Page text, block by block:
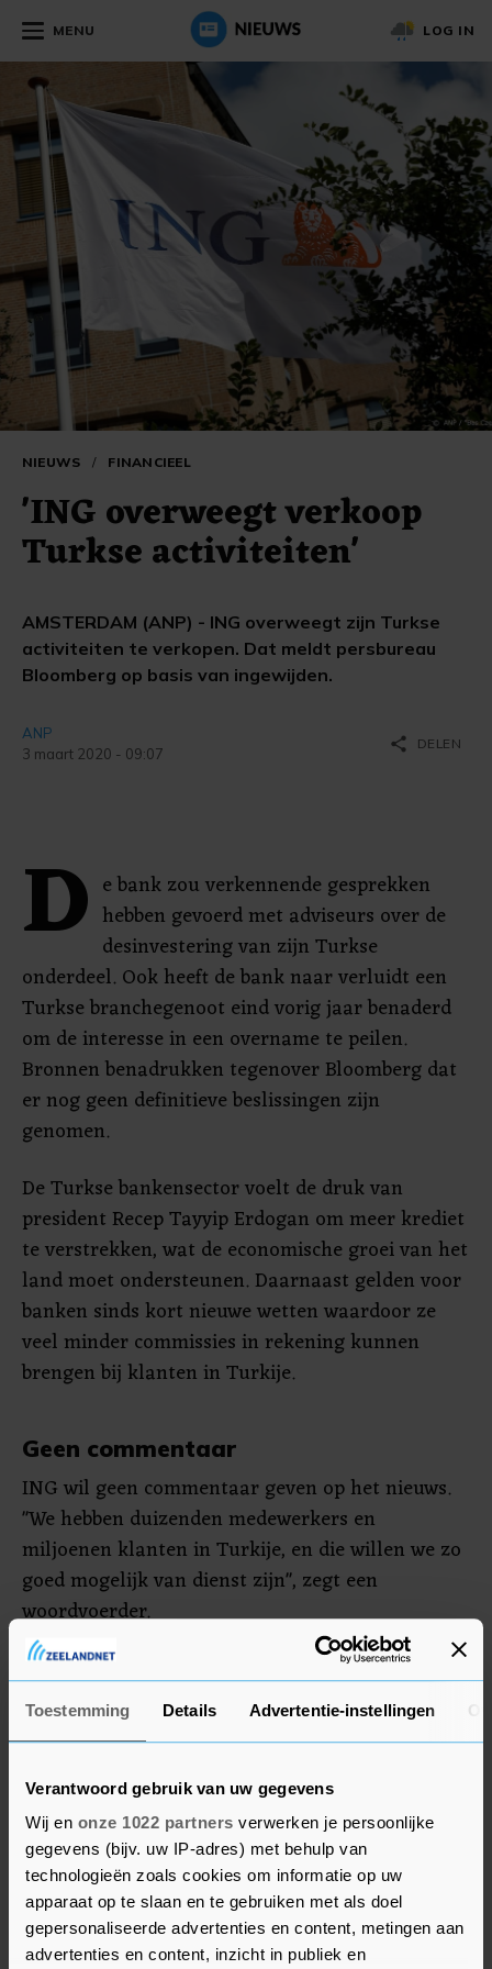
Toestemming Details Advertentie-instellingen
Verantwoord gebruik van uw gegevens
Wij en onze 1022 partners verwerken je persoonlijke
gegevens (bijv. uw IP-adres) met behulp van
technologieën zoals cookies om informatie op uw
apparaat op te slaan en te gebruiken met als doel
gepersonaliseerde advertenties en content, metingen aan
advertenties en content, inzicht in publiek en
MENU LOG IN
NIEUWS / FINANCIEEL
'ING overweegt verkoop
Turkse activiteiten'
AMSTERDAM (ANP) - ING overweegt zijn Turkse
activiteiten te verkopen. Dat meldt persbureau
Bloomberg op basis van ingewijden.
ANP
3 maart 2020 - 09:07
share DELEN
D e bank zou verkennende gesprekken
hebben gevoerd met adviseurs over de
desinvestering van zijn Turkse
onderdeel. Ook heeft de bank naar verluidt een
Turkse branchegenoot eind vorig jaar benaderd
om de interesse in een overname te peilen.
Bronnen benadrukken tegenover Bloomberg dat
er nog geen definitieve beslissingen zijn
genomen.
De Turkse bankensector voelt de druk van
president Recep Tayyip Erdogan om meer krediet
te verstrekken, wat de economische groei van het
land moet ondersteunen. Daarnaast gelden voor
banken sinds kort nieuwe wetten waardoor ze
veel minder commissies in rekening kunnen
brengen bij klanten in Turkije.
Geen commentaar
ING wil geen commentaar geven op het nieuws.
"We hebben duizenden medewerkers en
miljoenen klanten in Turkije, en die willen we zo
goed mogelijk van dienst zijn", zegt een
woordvoerder.
Volgens de zegsman is Turkije niet de
belangrijkste markt voor ING, "maar ook niet
onbelangrijk". Het financiële concern schaart het
economische groei voor meer klantenaanwas zal
zorgen.